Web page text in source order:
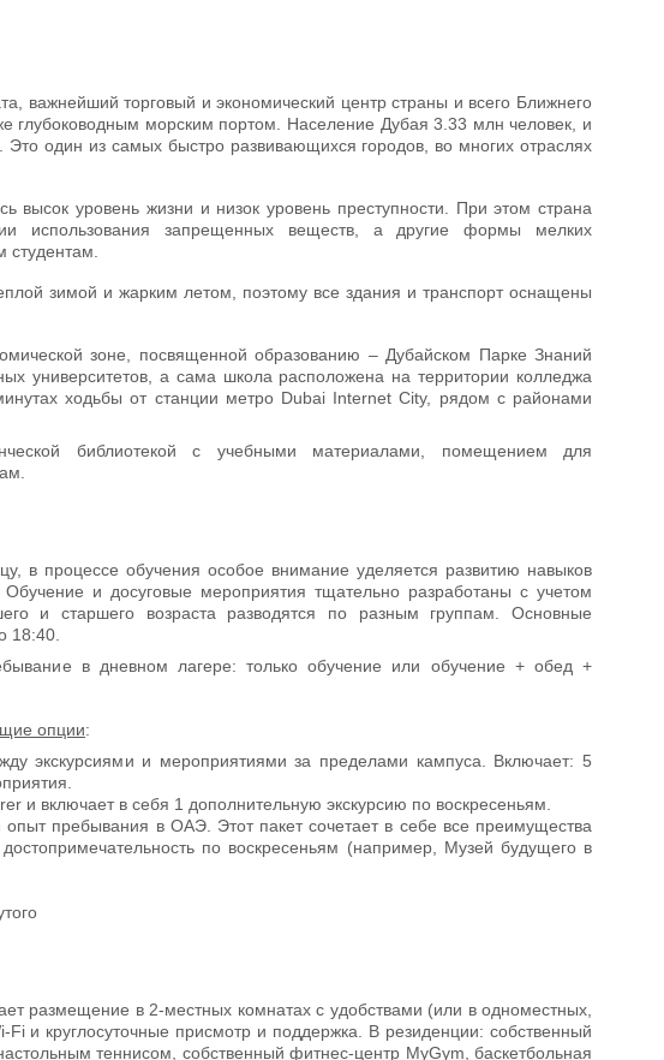
важнейший торговый и экономический центр страны и всего Ближнего
глубоководным морским портом. Население Дубая 3.33 млн человек, и
один из самых быстро развивающихся городов, во многих отраслях
уровень жизни и низок уровень преступности. При этом страна
использования запрещенных веществ, а другие формы мелких
зимой и жарким летом, поэтому все здания и транспорт оснащены
зоне, посвященной образованию – Дубайском Парке Знаний
университетов, а сама школа расположена на территории колледжа
ходьбы от станции метро Dubai Internet City, рядом с районами
библиотекой с учебными материалами, помещением для
в процессе обучения особое внимание уделяется развитию навыков
и досуговые мероприятия тщательно разработаны с учетом
и старшего возраста разводятся по разным группам. Основные
18:40.
в дневном лагере: только обучение или обучение + обед +
опции:
экскурсиями и мероприятиями за пределами кампуса. Включает: 5
и включает в себя 1 дополнительную экскурсию по воскресеньям.
пребывания в ОАЭ. Этот пакет сочетает в себе все преимущества
по воскресеньям (например, Музей будущего в
размещение в 2-местных комнатах с удобствами (или в одноместных,
и круглосуточные присмотр и поддержка. В резиденции: собственный
теннисом, собственный фитнес-центр MyGym, баскетбольная